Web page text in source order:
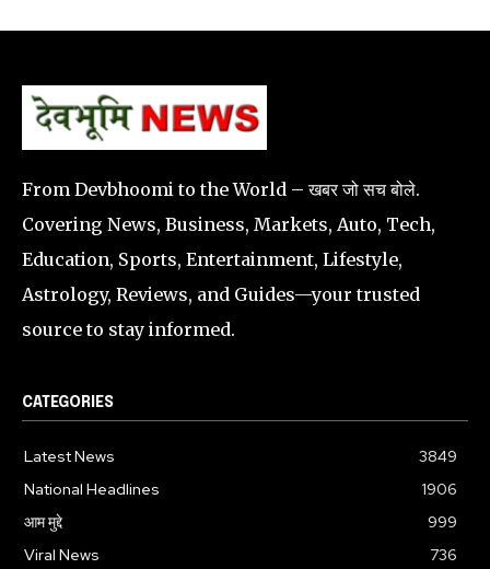
From Devbhoomi to the World – खबर जो सच बोले.
Covering News, Business, Markets, Auto, Tech,
Education, Sports, Entertainment, Lifestyle,
Astrology, Reviews, and Guides—your trusted
source to stay informed.
CATEGORIES
Latest News
3849
National Headlines
1906
आम मुद्दे
999
Viral News
736